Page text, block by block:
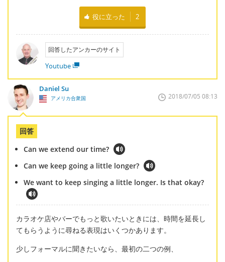
役に立った 2
回答したアンカーのサイト
Youtube
Daniel Su
アメリカ合衆国 2018/07/05 08:13
回答
Can we extend our time?
Can we keep going a little longer?
We want to keep singing a little longer. Is that okay?
カラオケ店やバーでもっと歌いたいときには、時間を延長し
てもらうように尋ねる表現はいくつかあります。
少しフォーマルに聞きたいなら、最初の二つの例、